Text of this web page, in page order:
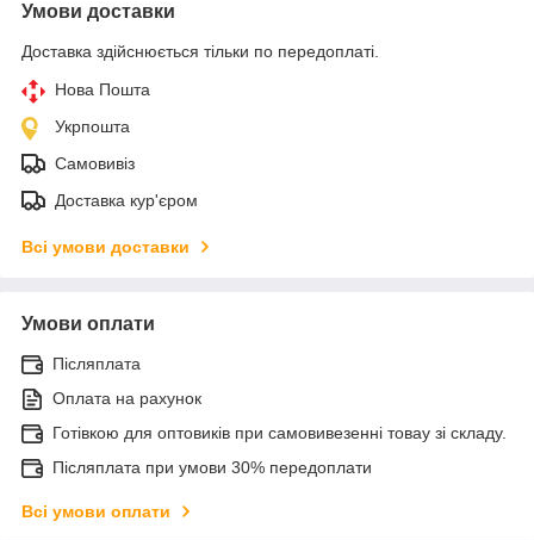
Умови доставки
Доставка здійснюється тільки по передоплаті.
Нова Пошта
Укрпошта
Самовивіз
Доставка кур'єром
Всі умови доставки
Умови оплати
Післяплата
Оплата на рахунок
Готівкою для оптовиків при самовивезенні товау зі складу.
Післяплата при умови 30% передоплати
Всі умови оплати